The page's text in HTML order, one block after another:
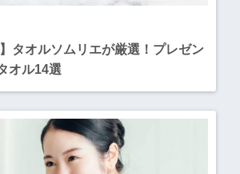
タオルソムリエが厳選！プレゼン
オル14選